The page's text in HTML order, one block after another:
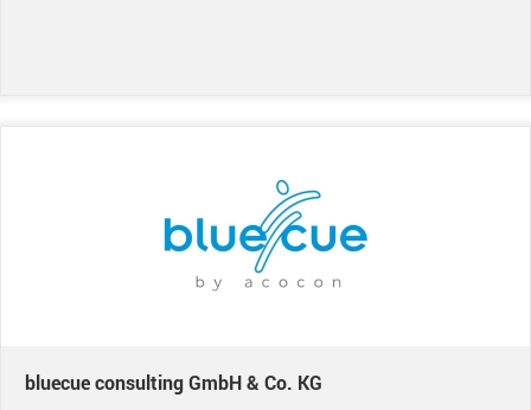
bluecue consulting GmbH & Co. KG